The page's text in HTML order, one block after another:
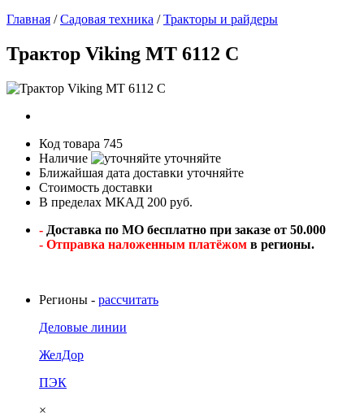
Главная /Садовая техника /Тракторы и райдеры
Трактор Viking МT 6112 C
Код товара 745
Наличие
уточняйте
Ближайшая дата доставки уточняйте
Стоимость доставки
В пределах МКАД 200 руб.
- Доставка по МО бесплатно при заказе от 50.000
- Отправка наложенным платёжом в регионы.
Регионы - рассчитать
Деловые линии
ЖелДор
ПЭК